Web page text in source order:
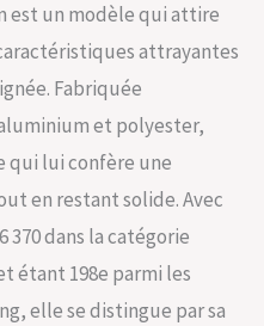
en plein air Aluminium
de Qualité
Supérieure : Le cadre
en aluminium à
revêtement en
poudre haute
performance offre
une résistance, une
durabilité et une
facilité d'entretien
supérieures Tissus
Améliorés : Tissus
teints en fil de 180
est un modèle qui attire
attrayantes
Fabriquée
et polyester,
qui lui confère une
en restant solide. Avec
370 dans la catégorie
étant 198e parmi les
elle se distingue par sa